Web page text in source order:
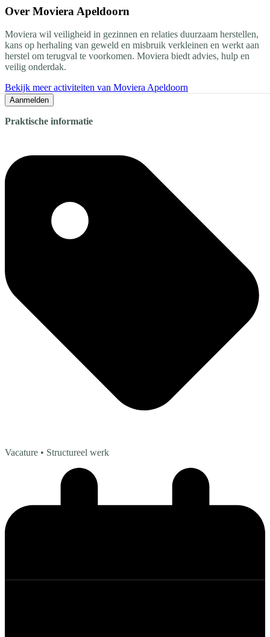
Over Moviera Apeldoorn
Moviera wil veiligheid in gezinnen en relaties duurzaam herstellen,
kans op herhaling van geweld en misbruik verkleinen en werkt aan
herstel om terugval te voorkomen. Moviera biedt advies, hulp en
veilig onderdak.
Bekijk meer activiteiten van Moviera Apeldoorn
Aanmelden
Praktische informatie
Vacature • Structureel werk